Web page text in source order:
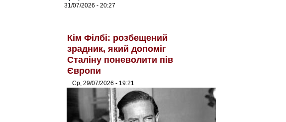
31/07/2026 - 20:27
Кім Філбі: розбещений
зрадник, який допоміг
Сталіну поневолити пів
Європи
Ср, 29/07/2026 - 19:21